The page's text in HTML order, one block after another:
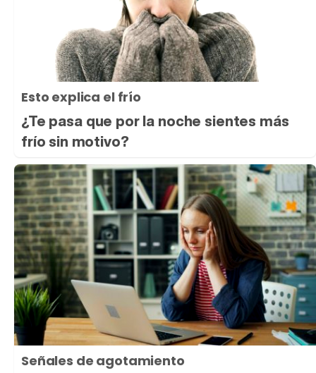
Esto explica el frío
¿Te pasa que por la noche sientes más
frío sin motivo?
Señales de agotamiento